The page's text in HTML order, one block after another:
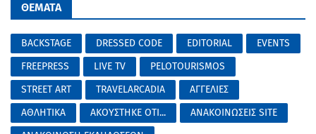
ΘΕΜΑΤΑ
BACKSTAGE DRESSED CODE EDITORIAL
EVENTS
FREEPRESS
LIVE TV
PELOTOURISMOS
STREET ART
TRAVELARCADIA
ΑΓΓΕΛΙΕΣ
ΑΘΛΗΤΙΚΑ
ΑΚΟΥΣΤΗΚΕ ΟΤΙ...
ΑΝΑΚΟΙΝΩΣΕΙΣ SITE